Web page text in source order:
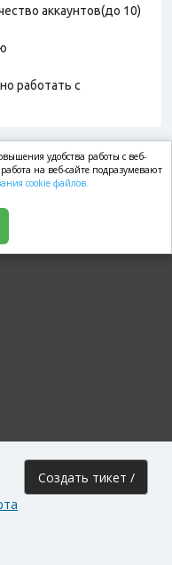
аккаунтов(до 10)
работать с
Создать тикет /
удобства работы с веб-
на веб-сайте подразумевают
cookie файлов.